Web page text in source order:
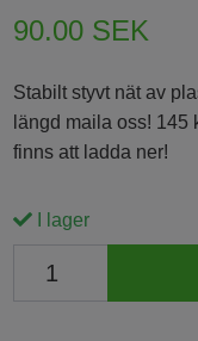
90.00 SEK
Stabilt styvt nät av
längd maila oss! 145
finns att ladda ner!
I lager